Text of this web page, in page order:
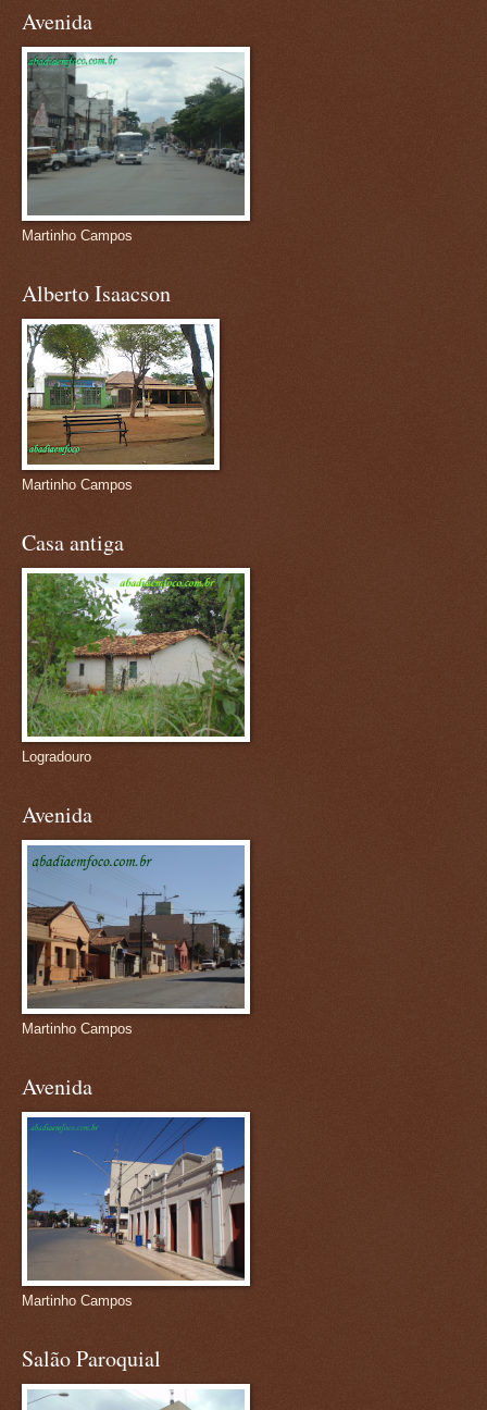
Avenida
Martinho Campos
Alberto Isaacson
Martinho Campos
Casa antiga
Logradouro
Avenida
Martinho Campos
Avenida
Martinho Campos
Salão Paroquial